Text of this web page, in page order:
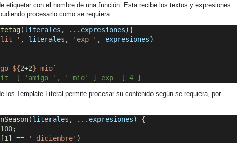
etiquetar con el nombre de una función. Esta recibe los textos y expresiones
procesarlo como se requiera.
(literales , ... expresiones){
' , literales , 'exp ' , expresiones)
${2+2} mio`
[ 'amigo ', ' mio' ] exp  [ 4 ]
los Template Literal permite procesar su contenido según se requiera, por
(literales , ... expresiones) {
100;
[1 ] == ' diciembre' )